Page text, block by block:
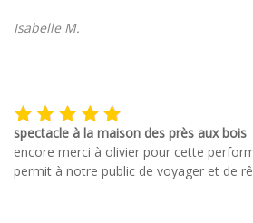
Isabelle M.
spectacle à la maison des près aux bois
encore merci à olivier pour cette
permit à notre public de voyager et de